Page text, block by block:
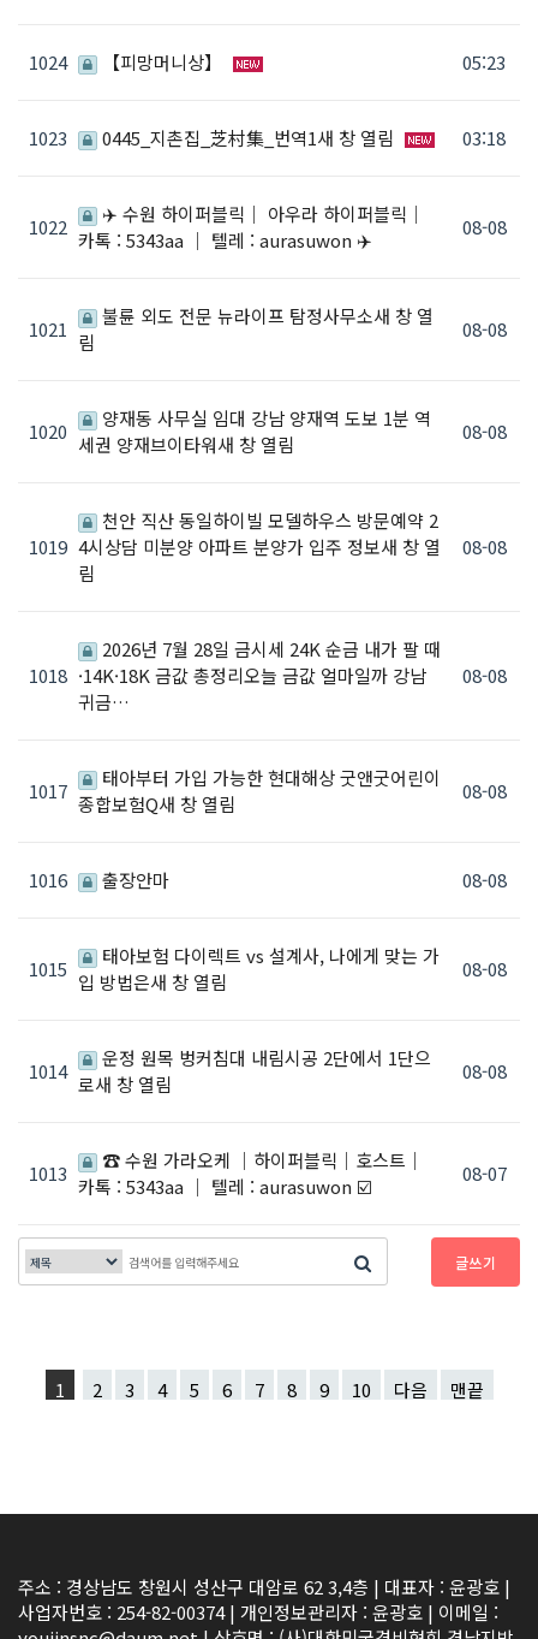
1024 【피망머니상】 05:23
1023 0445_지촌집_芝村集_번역1새 창 열림 03:18
1022
✈️ 수원 하이퍼블릭｜ 아우라 하이퍼블릭｜
카톡 : 5343aa ｜ 텔레 : aurasuwon ✈️
08-08
1021
불륜 외도 전문 뉴라이프 탐정사무소새 창 열
림
08-08
1020
양재동 사무실 임대 강남 양재역 도보 1분 역
세권 양재브이타워새 창 열림
08-08
1019
천안 직산 동일하이빌 모델하우스 방문예약 2
4시상담 미분양 아파트 분양가 입주 정보새 창 열
림
08-08
1018
2026년 7월 28일 금시세 24K 순금 내가 팔 때
·14K·18K 금값 총정리오늘 금값 얼마일까 강남
귀금…
08-08
1017
태아부터 가입 가능한 현대해상 굿앤굿어린이
종합보험Q새 창 열림
08-08
1016 출장안마 08-08
1015
태아보험 다이렉트 vs 설계사, 나에게 맞는 가
입 방법은새 창 열림
08-08
1014
운정 원목 벙커침대 내림시공 2단에서 1단으
로새 창 열림
08-08
1013
☎️ 수원 가라오케 ｜하이퍼블릭｜호스트｜
카톡 : 5343aa ｜ 텔레 : aurasuwon ☑️
08-07
글쓰기
1 2 3 4 5 6 7 8 9 10 다음 맨끝
주소 : 경상남도 창원시 성산구 대암로 62 3,4층 | 대표자 : 윤광호 |
사업자번호 : 254-82-00374 | 개인정보관리자 : 윤광호 | 이메일 :